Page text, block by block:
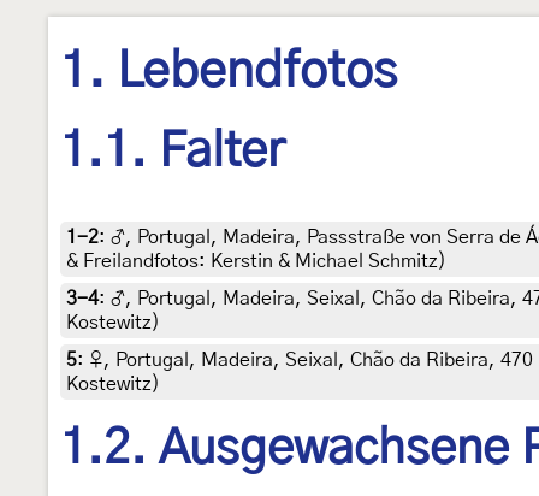
1. Lebendfotos
1.1. Falter
1-2: ♂, Portugal, Madeira, Passstraße von Serra de
& Freilandfotos: Kerstin & Michael Schmitz)
3-4: ♂, Portugal, Madeira, Seixal, Chão da Ribeira,
Kostewitz)
5: ♀, Portugal, Madeira, Seixal, Chão da Ribeira,
Kostewitz)
1.2. Ausgewachsene